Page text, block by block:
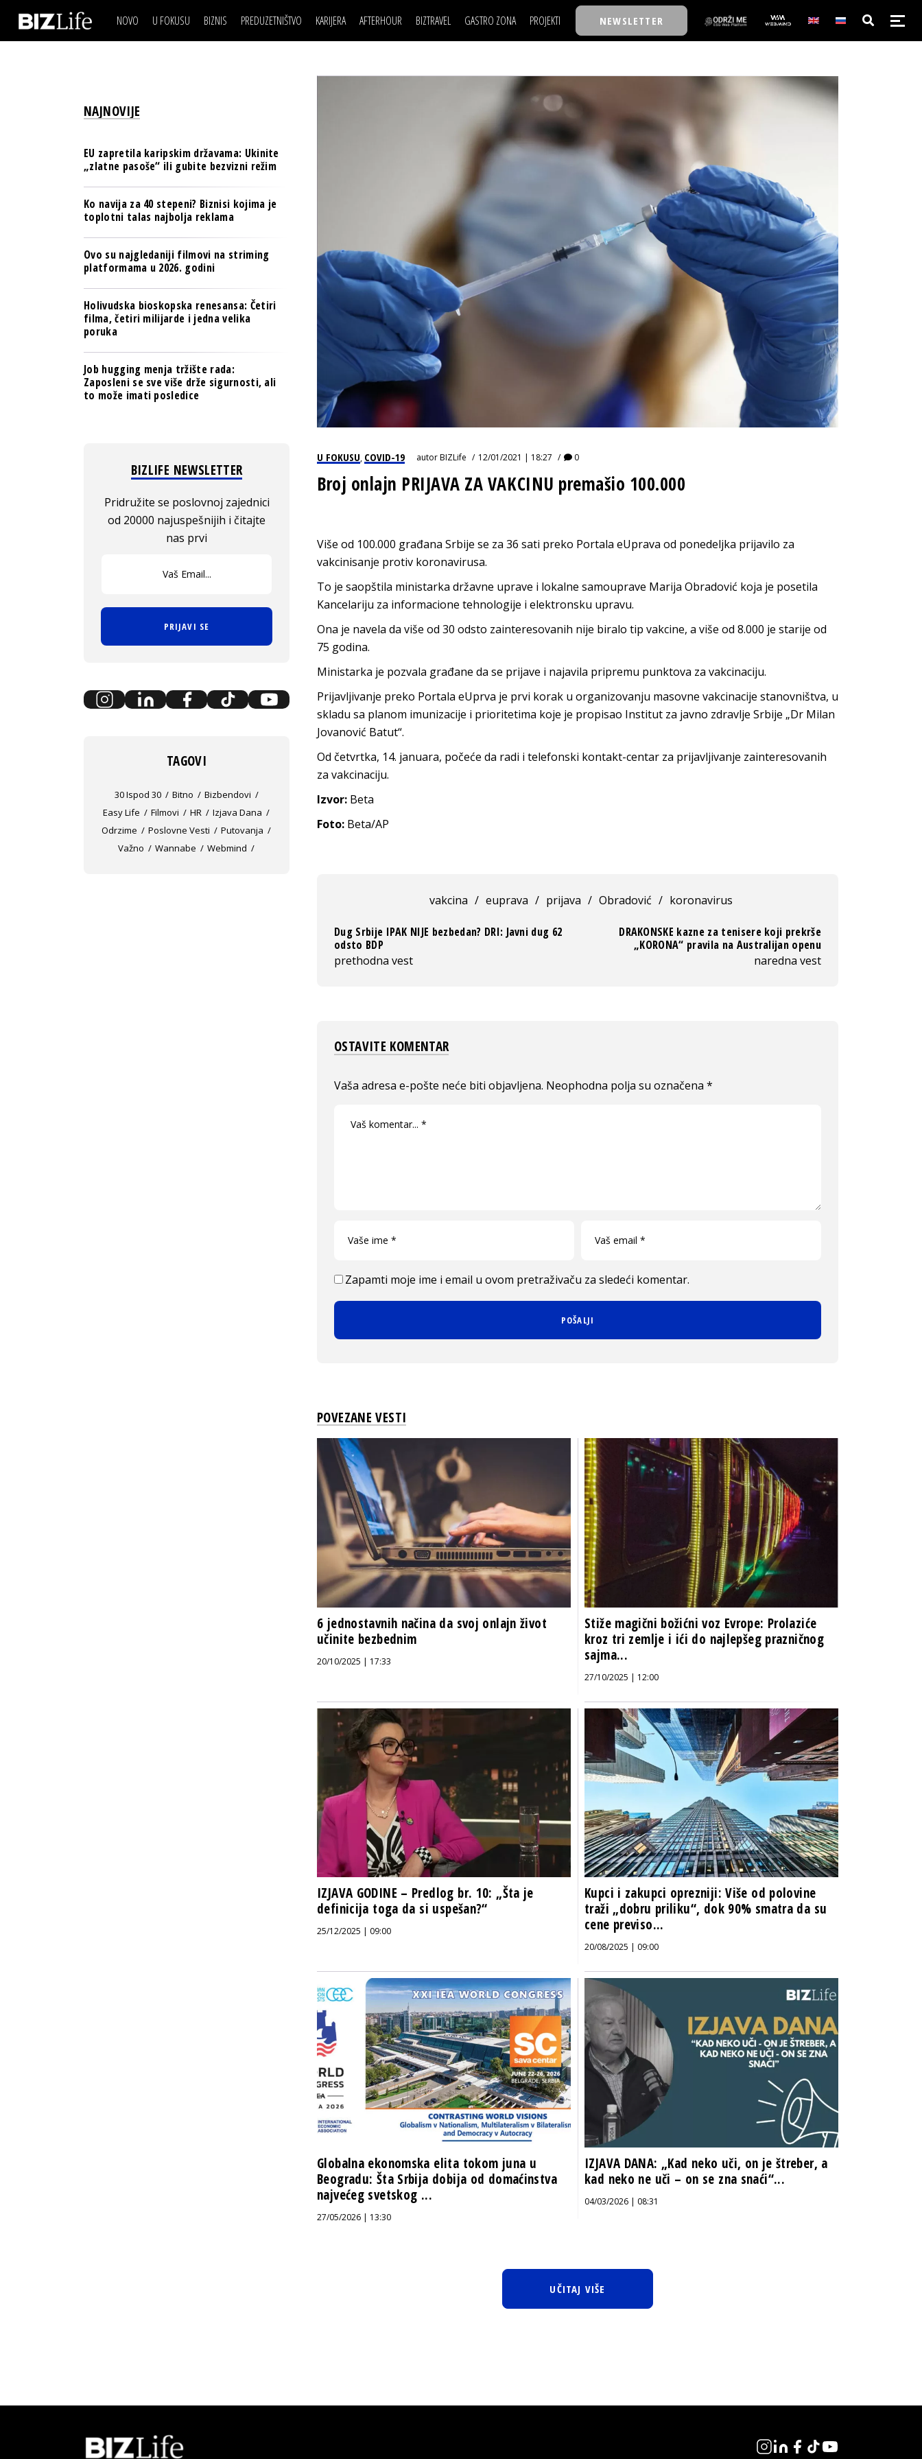
NOVO U FOKUSU BIZNIS
BANKE
OSIGURANJE
TECH I AI
BIZNIS & SPORT
PULS REGIONA
NOVO NA RAFU
PREDUZETNIŠTVO KARIJERA AFTERHOUR BIZTRAVEL GASTRO ZONA PROJEKTI
TASTY TALKS
30 ISPOD 30
BACK TO OFFICE/SCHOOL
BIZLIFE WEEK
IZJAVA GODINE
NEWSLETTER
IZJAVA DANABIZNIS SCENA
BREND I KOMUNIKACIJE
OSIGURANJE
TECH I AI
PULS REGIONA
POSAO
MOJ UGAO
FILM I SCENA
AUTO SVET
NAJKOLEGA
30 ISPOD 30
BACK TO OFFICE/SCHOOL
BIZBENDOVI
BIZKOLEGIJUM
BMW BIZNIS LIGA
U FOKUSU, COVID-19 autorBIZLife 12/01/2021 | 18:27 0
Broj onlajn PRIJAVA ZA VAKCINU premašio 100.000
Više od 100.000 građana Srbije se za 36 sati preko Portala eUprava od ponedeljka prijavilo za
vakcinisanje protiv koronavirusa.
To je saopštila ministarka državne uprave i lokalne samouprave Marija Obradović koja je posetila
Kancelariju za informacione tehnologije i elektronsku upravu.
Ona je navela da više od 30 odsto zainteresovanih nije biralo tip vakcine, a više od 8.000 je starije od
75 godina.
Ministarka je pozvala građane da se prijave i najavila pripremu punktova za vakcinaciju.
Prijavljivanje preko Portala eUprva je prvi korak u organizovanju masovne vakcinacije stanovništva, u
skladu sa planom imunizacije i prioritetima koje je propisao Institut za javno zdravlje Srbije „Dr Milan
Jovanović Batut“.
Od četvrtka, 14. januara, počeće da radi i telefonski kontakt-centar za prijavljivanje zainteresovanih
za vakcinaciju.
Izvor: Beta
Foto: Beta/AP
vakcina / euprava / prijava / Obradović / koronavirus
Dug Srbije IPAK NIJE bezbedan? DRI: Javni dug 62
odsto BDP
prethodna vest
DRAKONSKE kazne za tenisere koji prekrše
„KORONA“ pravila na Australijan openu
naredna vest
OSTAVITE KOMENTAR
Vaša adresa e-pošte neće biti objavljena. Neophodna polja su označena *
Zapamti moje ime i email u ovom pretraživaču za sledeći komentar.
POVEZANE VESTI
6 jednostavnih načina da svoj onlajn život
učinite bezbednim
20/10/2025 | 17:33
Stiže magični božićni voz Evrope: Prolaziće
kroz tri zemlje i ići do najlepšeg prazničnog
sajma...
27/10/2025 | 12:00
IZJAVA GODINE – Predlog br. 10: „Šta je
definicija toga da si uspešan?“
25/12/2025 | 09:00
Kupci i zakupci oprezniji: Više od polovine
traži „dobru priliku“, dok 90% smatra da su
cene previso...
20/08/2025 | 09:00
Globalna ekonomska elita tokom juna u
Beogradu: Šta Srbija dobija od domaćinstva
najvećeg svetskog ...
27/05/2026 | 13:30
IZJAVA DANA: „Kad neko uči, on je štreber, a
kad neko ne uči – on se zna snaći“...
04/03/2026 | 08:31
UČITAJ VIŠE
NAJNOVIJE
EU zapretila karipskim državama: Ukinite
„zlatne pasoše“ ili gubite bezvizni režim
Ko navija za 40 stepeni? Biznisi kojima je
toplotni talas najbolja reklama
Ovo su najgledaniji filmovi na striming
platformama u 2026. godini
Holivudska bioskopska renesansa: Četiri
filma, četiri milijarde i jedna velika
poruka
Job hugging menja tržište rada:
Zaposleni se sve više drže sigurnosti, ali
to može imati posledice
BIZLIFE NEWSLETTER
Pridružite se poslovnoj zajednici
od 20000 najuspešnijih i čitajte
nas prvi
PRIJAVI SE
TAGOVI
30 Ispod 30 Bitno
Bizbendovi
Easy Life
Filmovi HR
Izjava Dana
Odrzime
Poslovne Vesti
Putovanja
Važno
Wannabe Webmind